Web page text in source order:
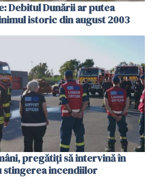
Debitul Dunării ar putea
istoric din august 2003
pregătiţi să intervină în
stingerea incendiilor